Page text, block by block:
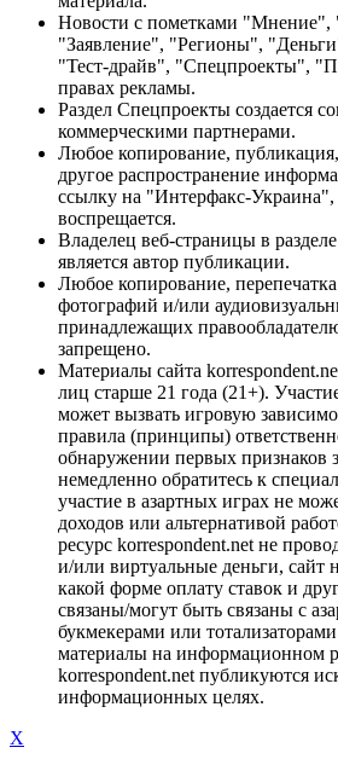
Новости с пометками "Мнение",
"Заявление", "Регионы",
"Тест-драйв", "Спецпроекты",
правах рекламы.
Раздел Спецпроекты создается
коммерческими партнерами.
Любое копирование,
другое распространение
ссылку на "Интерфакс-Украина",
воспрещается.
Владелец веб-страницы в
является автор публикации.
Любое копирование,
фотографий и/или
принадлежащих
запрещено.
Материалы сайта
лиц старше 21 года (21+).
может вызвать игровую
правила (принципы)
обнаружении первых признаков
немедленно обратитесь к
участие в азартных играх не
доходов или альтернативой
ресурс korrespondent.net не
и/или виртуальные деньги, сайт
какой форме оплату ставок и
связаны/могут быть связаны с
букмекерами или
материалы на информационном
korrespondent.net публикуются
информационных целях.
X